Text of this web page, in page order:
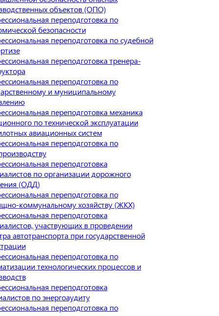
объектов (ОПО)
переподготовка по
безопасности
переподготовка по судебной
переподготовка тренера-
переподготовка по
и муниципальному
переподготовка механика
по технической эксплуатации
авиационных систем
переподготовка по
переподготовка
по организации дорожного
(ОДД)
переподготовка по
коммунальному хозяйству (ЖКХ)
переподготовка
участвующих в проведении
автотранспорта при государственной
переподготовка по
технологических процессов и
переподготовка
по энергоаудиту
переподготовка по